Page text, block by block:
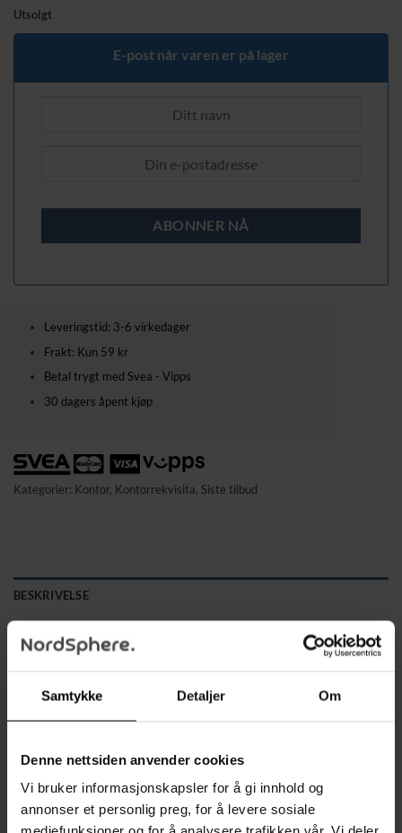
Samtykke Detaljer Om
Denne nettsiden anvender cookies
Vi bruker informasjonskapsler for å gi innhold og
annonser et personlig preg, for å levere sosiale
var:
449,00 kr.
er:
389,00 kr.
Utsolgt
E-post når varen er på lager
Leveringstid: 3-6 virkedager
Frakt: Kun 59 kr
Betal trygt med Svea - Vipps
30 dagers åpent kjøp
Kategorier: Kontor, Kontorrekvisita, Siste tilbud
BESKRIVELSE
✔ Automatisk låsing etter tre feil kodeforsøk for økt
sikkerhet
✔ Lyd- og lysindikator ved bruk og ved feilkode
✔ Perfekt for oppbevaring av kontanter, smykker,